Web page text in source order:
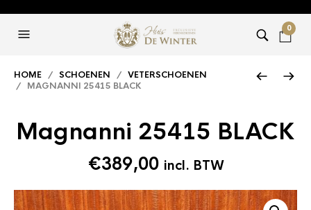
0
HOME / SCHOENEN / VETERSCHOENEN
/ MAGNANNI 25415 BLACK
Magnanni 25415 BLACK
€389,00 incl. BTW